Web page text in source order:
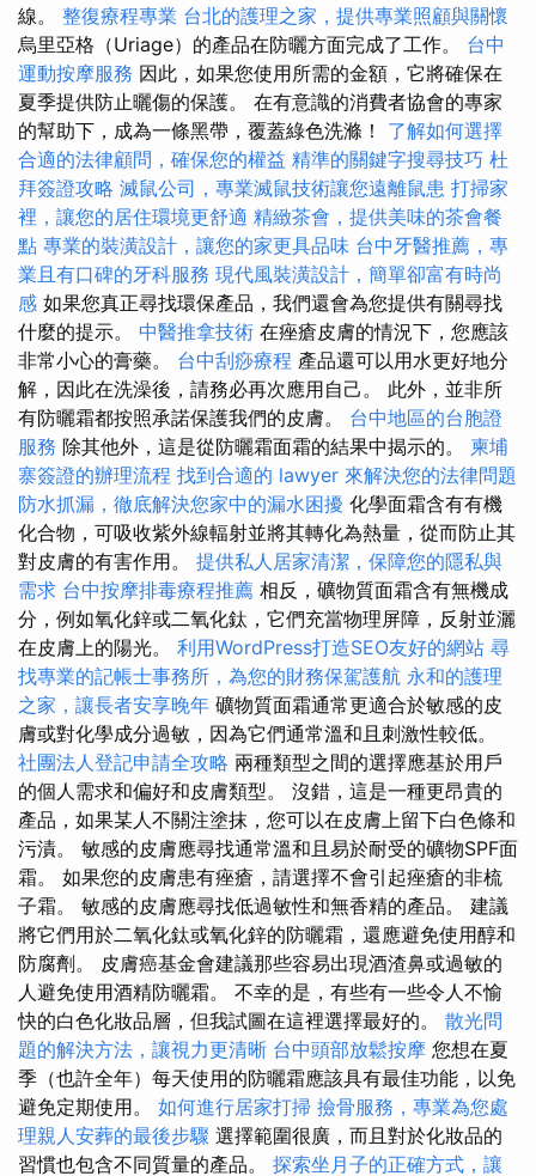
線。 整復療程專業 台北的護理之家，提供專業照顧與關懷
烏里亞格（Uriage）的產品在防曬方面完成了工作。 台中
運動按摩服務 因此，如果您使用所需的金額，它將確保在
夏季提供防止曬傷的保護。 在有意識的消費者協會的專家
的幫助下，成為一條黑帶，覆蓋綠色洗滌！ 了解如何選擇
合適的法律顧問，確保您的權益 精準的關鍵字搜尋技巧 杜
拜簽證攻略 滅鼠公司，專業滅鼠技術讓您遠離鼠患 打掃家
裡，讓您的居住環境更舒適 精緻茶會，提供美味的茶會餐
點 專業的裝潢設計，讓您的家更具品味 台中牙醫推薦，專
業且有口碑的牙科服務 現代風裝潢設計，簡單卻富有時尚
感 如果您真正尋找環保產品，我們還會為您提供有關尋找
什麼的提示。 中醫推拿技術 在痤瘡皮膚的情況下，您應該
非常小心的膏藥。 台中刮痧療程 產品還可以用水更好地分
解，因此在洗澡後，請務必再次應用自己。 此外，並非所
有防曬霜都按照承諾保護我們的皮膚。 台中地區的台胞證
服務 除其他外，這是從防曬霜面霜的結果中揭示的。 柬埔
寨簽證的辦理流程 找到合適的 lawyer 來解決您的法律問題
防水抓漏，徹底解決您家中的漏水困擾 化學面霜含有有機
化合物，可吸收紫外線輻射並將其轉化為熱量，從而防止其
對皮膚的有害作用。 提供私人居家清潔，保障您的隱私與
需求 台中按摩排毒療程推薦 相反，礦物質面霜含有無機成
分，例如氧化鋅或二氧化鈦，它們充當物理屏障，反射並灑
在皮膚上的陽光。 利用WordPress打造SEO友好的網站 尋
找專業的記帳士事務所，為您的財務保駕護航 永和的護理
之家，讓長者安享晚年 礦物質面霜通常更適合於敏感的皮
膚或對化學成分過敏，因為它們通常溫和且刺激性較低。
社團法人登記申請全攻略 兩種類型之間的選擇應基於用戶
的個人需求和偏好和皮膚類型。 沒錯，這是一種更昂貴的
產品，如果某人不關注塗抹，您可以在皮膚上留下白色條和
污漬。 敏感的皮膚應尋找通常溫和且易於耐受的礦物SPF面
霜。 如果您的皮膚患有痤瘡，請選擇不會引起痤瘡的非梳
子霜。 敏感的皮膚應尋找低過敏性和無香精的產品。 建議
將它們用於二氧化鈦或氧化鋅的防曬霜，還應避免使用醇和
防腐劑。 皮膚癌基金會建議那些容易出現酒渣鼻或過敏的
人避免使用酒精防曬霜。 不幸的是，有些有一些令人不愉
快的白色化妝品層，但我試圖在這裡選擇最好的。 散光問
題的解決方法，讓視力更清晰 台中頭部放鬆按摩 您想在夏
季（也許全年）每天使用的防曬霜應該具有最佳功能，以免
避免定期使用。 如何進行居家打掃 撿骨服務，專業為您處
理親人安葬的最後步驟 選擇範圍很廣，而且對於化妝品的
習慣也包含不同質量的產品。 探索坐月子的正確方式，讓